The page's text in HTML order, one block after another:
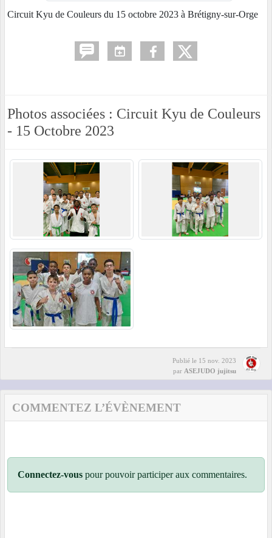
Circuit Kyu de Couleurs du 15 octobre 2023 à Brétigny-sur-Orge
Photos associées : Circuit Kyu de Couleurs
- 15 Octobre 2023
Publié le 15 nov. 2023
par ASEJUDO jujitsu
COMMENTEZ L’ÉVÈNEMENT
Connectez-vous pour pouvoir participer aux commentaires.